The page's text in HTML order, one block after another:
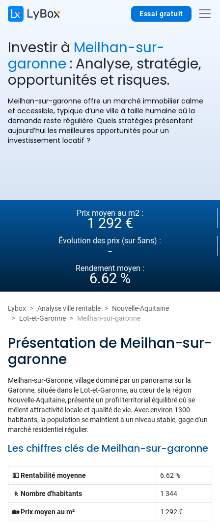
Essai gratuit
Investir à Meilhan-sur-
garonne : Analyse, stratégie,
opportunités et risques.
Meilhan-sur-garonne offre un marché immobilier calme
et accessible, typique d’une ville à taille humaine où la
demande reste régulière. Quels stratégies présentent
aujourd’hui les meilleures opportunités pour un
investissement locatif ?
Prix moyen au m2 :
1 292 €
Évolution des prix (sur 5ans) :
-
Rendement moyen :
6.62 %
Lybox Analyse ville rentable
Nouvelle-Aquitaine
Lot-et-Garonne
Meilhan-sur-garonne
Présentation de Meilhan-sur-
garonne
Meilhan-sur-Garonne, village dominé par un panorama sur la
Garonne, située dans le Lot-et-Garonne, au cœur de la région
Nouvelle-Aquitaine, présente un profil territorial équilibré où se
mêlent attractivité locale et qualité de vie. Avec environ 1300
habitants, la population se maintient à un niveau stable, gage d'un
marché résidentiel régulier.
Les chiffres clés de Meilhan-sur-garonne
💵 Rentabilité moyenne 6.62 %
🚶 Nombre d'habitants 1 344
🏡 Prix moyen au m² 1 292 €